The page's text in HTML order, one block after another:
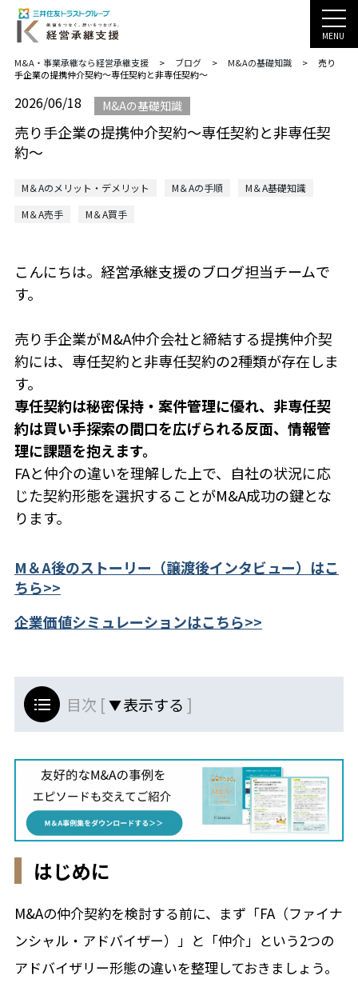
MENU
M&A・事業承継なら経営承継支援 > ブログ > M&Aの基礎知識 >
売り
手企業の提携仲介契約～専任契約と非専任契約～
2026/06/18 M&Aの基礎知識
売り手企業の提携仲介契約～専任契約と非専任契
約～
M＆Aのメリット・デメリット M＆Aの手順
M＆A基礎知識
M＆A売手
M＆A買手
こんにちは。経営承継支援のブログ担当チームで
す。
売り手企業がM&A仲介会社と締結する提携仲介契
約には、専任契約と非専任契約の2種類が存在しま
す。
専任契約は秘密保持・案件管理に優れ、非専任契
約は買い手探索の間口を広げられる反面、情報管
理に課題を抱えます。
FAと仲介の違いを理解した上で、自社の状況に応
じた契約形態を選択することがM&A成功の鍵とな
ります。
M＆A後のストーリー（譲渡後インタビュー）はこ
ちら>>
企業価値シミュレーションはこちら>>
目次 [ ]
はじめに
M&Aの仲介契約を検討する前に、まず「FA（ファイナ
ンシャル・アドバイザー）」と「仲介」という2つの
アドバイザリー形態の違いを整理しておきましょう。